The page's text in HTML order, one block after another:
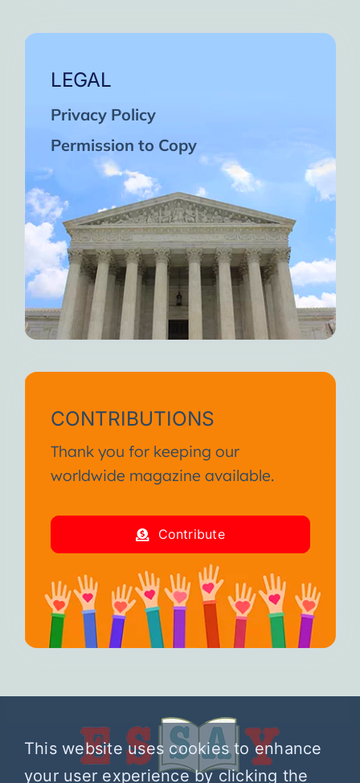
LEGAL
Privacy Policy
Permission to Copy
CONTRIBUTIONS
Thank you for keeping our
worldwide magazine available.
Contribute
This website uses cookies to enhance
your user experience by clicking the